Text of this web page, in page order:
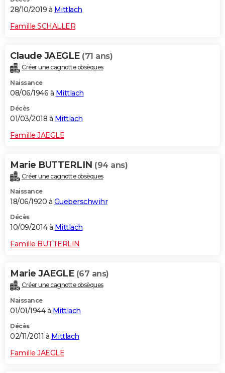
28/10/2019 à Mittlach
Famille SCHALLER
Claude JAEGLE (71 ans)
Créer une cagnotte obsèques
Naissance
08/06/1946 à Mittlach
Décès
01/03/2018 à Mittlach
Famille JAEGLE
Marie BUTTERLIN (94 ans)
Créer une cagnotte obsèques
Naissance
18/06/1920 à Gueberschwihr
Décès
10/09/2014 à Mittlach
Famille BUTTERLIN
Marie JAEGLE (67 ans)
Créer une cagnotte obsèques
Naissance
01/01/1944 à Mittlach
Décès
02/11/2011 à Mittlach
Famille JAEGLE